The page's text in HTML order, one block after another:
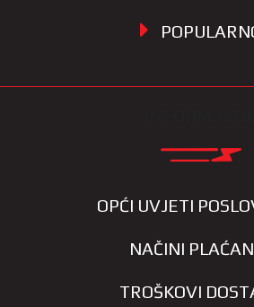
OPĆI UVJETI
NAČINI
TROŠKOVI